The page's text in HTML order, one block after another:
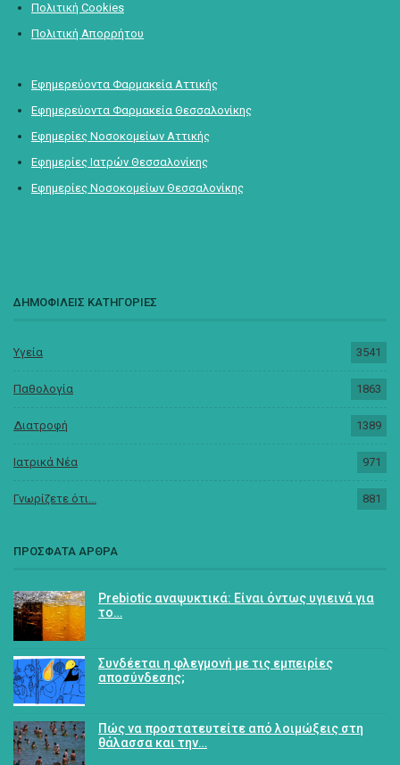
Πολιτική Cookies
Πολιτική Απορρήτου
Εφημερεύοντα Φαρμακεία Αττικής
Εφημερεύοντα Φαρμακεία Θεσσαλονίκης
Εφημερίες Νοσοκομείων Αττικής
Εφημερίες Ιατρών Θεσσαλονίκης
Εφημερίες Νοσοκομείων Θεσσαλονίκης
ΔΗΜΟΦΙΛΕΙΣ ΚΑΤΗΓΟΡΙΕΣ
Υγεία 3541
Παθολογία 1863
Διατροφή 1389
Ιατρικά Νέα 971
Γνωρίζετε ότι... 881
ΠΡΟΣΦΑΤΑ ΑΡΘΡΑ
Prebiotic αναψυκτικά: Είναι όντως υγιεινά για
το…
Συνδέεται η φλεγμονή με τις εμπειρίες
αποσύνδεσης;
Πώς να προστατευτείτε από λοιμώξεις στη
θάλασσα και την…